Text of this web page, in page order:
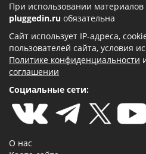
При использовании материалов
pluggedin.ru обязательна
Сайт использует IP-адреса,
пользователей сайта, условия
Политике конфиденциальности
соглашении
Социальные сети:
О нас